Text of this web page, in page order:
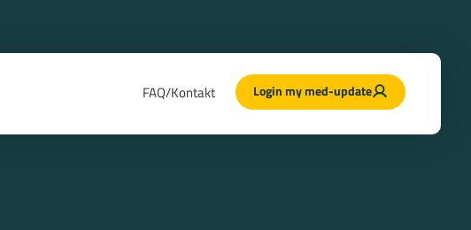
FAQ/Kontakt Login my med-update